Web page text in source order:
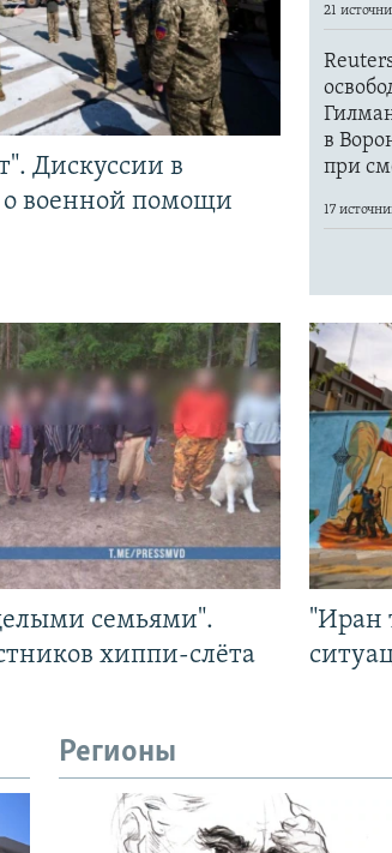
Дискуссии в
военной помощи
семьями".
хиппи-слёта
"Иран
Регионы